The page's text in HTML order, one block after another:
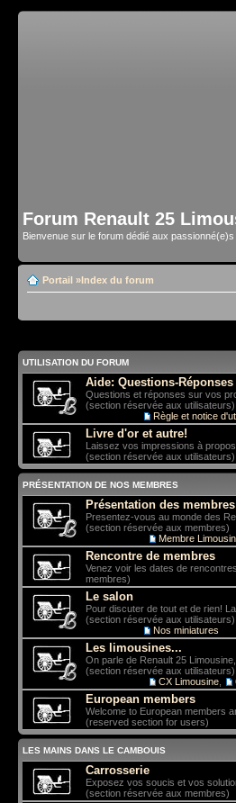
Forum Renault 25
Bienvenue sur le forum dédié aux passionné(e)s
Portail »Index du forum
UTILISATION DU FORUM
Aide: Questions-
Questions et réponses sur vos
(section réservée aux utilisateurs)
Règle et notice
Livre d'or et autre!
Laissez vos impressions à
(section réservée aux utilisateurs)
PRÉSENTATION DE NOS MEMBRES
Présentation des membres
Presentez-vous au monde des
(section réservée aux membres)
Membre
Rencontre de membres
Venez voir les dates de
membres)
Le salon
Pour discuter de tout et de rien!
(section réservée aux utilisateurs)
Nos miniatures
Les limousines...
On parle de Renault 25
(section réservée aux utilisateurs)
CX Limousine
European members
Welcome to European members
(reserved section for users)
LES MAINS DANS LE CAMBOUIS
Carrosserie
Exposez vos soucis et vos
(section réservée aux membres)